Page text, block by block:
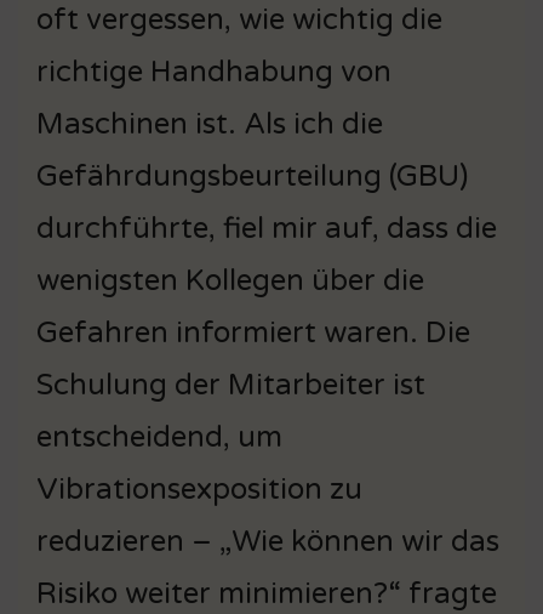
oft vergessen, wie wichtig die
richtige Handhabung von
Maschinen ist. Als ich die
Gefährdungsbeurteilung (GBU)
durchführte, fiel mir auf, dass die
wenigsten Kollegen über die
Gefahren informiert waren. Die
Schulung der Mitarbeiter ist
entscheidend, um
Vibrationsexposition zu
reduzieren – „Wie können wir das
Risiko weiter minimieren?“ fragte